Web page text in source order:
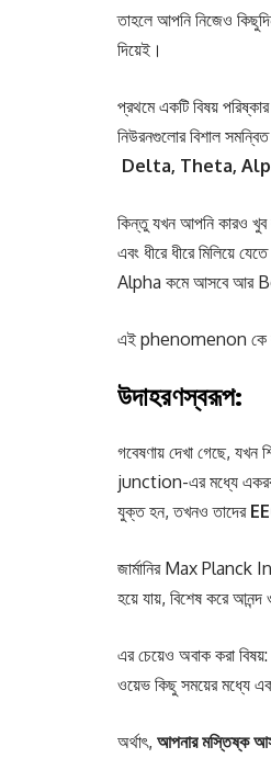
তাহলে আপনি নিজেও
দিয়েই।
প্রথমে একটি বিষয়
নিউরনগুলোর বিশাল
Delta, Theta,
কিন্তু যখন আপনি কারও খুব
এবং ধীরে ধীরে মিলিয়ে
Alpha কমে আসবে আর
এই phenomenon কে
উদাহরণস্বরূপ:
গবেষণায় দেখা গেছে,
junction-এর মধ্যে
যুক্ত হন, তখনও তাদের
জার্মানির Max Planck
হয়ে যায়, বিশেষ করে আনন্দ
এর চেয়েও অবাক করা
ওয়েভ কিছু সময়ের মধ্যে
অর্থাৎ, আপনারমস্তিষ্ক